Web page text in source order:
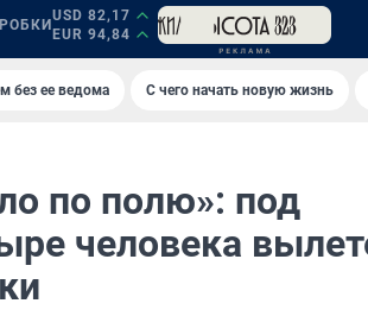
USD 82,17
EUR 94,84
без ее ведома С чего начать новую жизнь
по полю»: под
человека